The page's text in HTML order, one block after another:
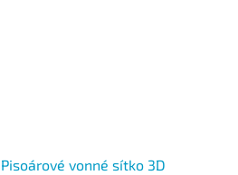
Pisoárové vonné sítko 3D